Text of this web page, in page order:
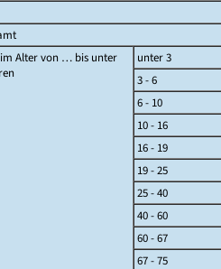
Alter von … bis unter
unter 3
3 - 6
6 - 10
10 - 16
16 - 19
19 - 25
25 - 40
40 - 60
60 - 67
67 - 75